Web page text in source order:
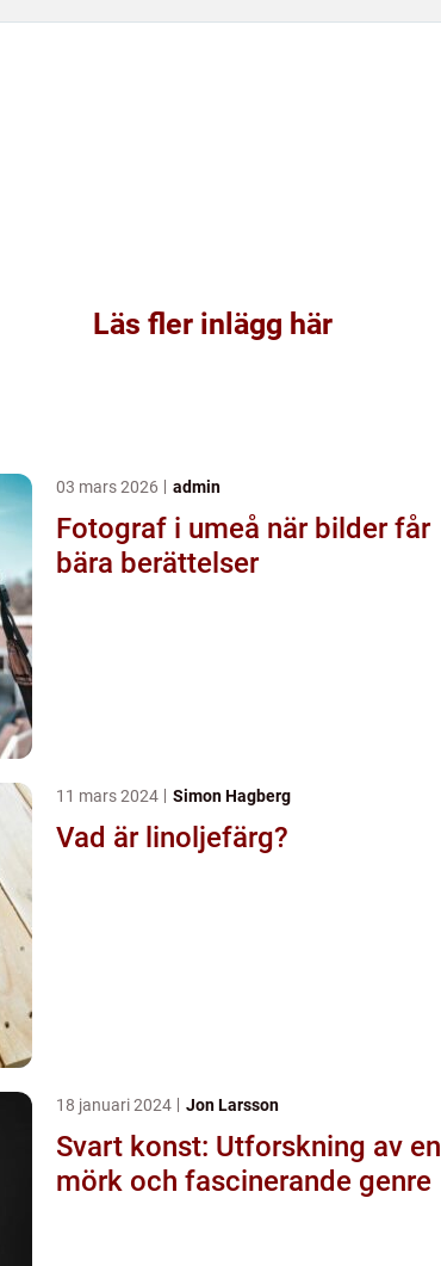
Läs fler inlägg här
03 mars 2026 admin
Fotograf i umeå när bilder får
bära berättelser
11 mars 2024 Simon Hagberg
Vad är linoljefärg?
18 januari 2024 Jon Larsson
Svart konst: Utforskning av en
mörk och fascinerande genre